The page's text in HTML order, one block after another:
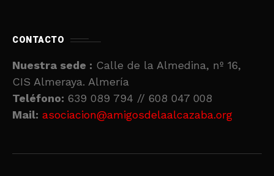
CONTACTO
Nuestra sede : Calle de la Almedina, nº 16,
CIS Almeraya. Almería
Teléfono: 639 089 794 // 608 047 008
Mail: asociacion@amigosdelaalcazaba.org